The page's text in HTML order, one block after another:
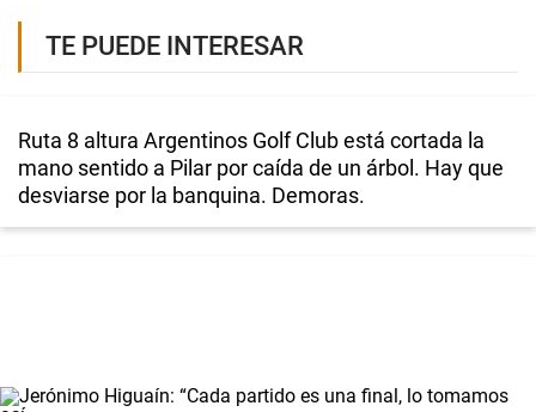
TE PUEDE INTERESAR
Ruta 8 altura Argentinos Golf Club está cortada la
mano sentido a Pilar por caída de un árbol. Hay que
desviarse por la banquina. Demoras.